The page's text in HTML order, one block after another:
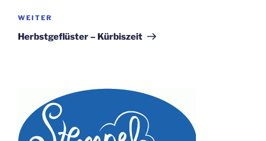
Nächster
Beitrag
WEITER
Herbstgeflüster – Kürbiszeit